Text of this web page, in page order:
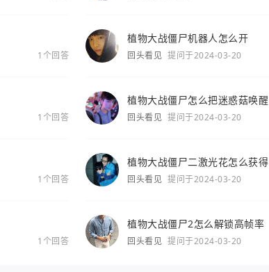
1个回答
植物大战僵尸机器人怎么开
回头看见 提问于2024-03-20
1个回答
植物大战僵尸怎么把迷惑菇唤醒
回头看见 提问于2024-03-20
1个回答
植物大战僵尸二激光花怎么获得
回头看见 提问于2024-03-20
1个回答
植物大战僵尸2怎么解锁高帧率
回头看见 提问于2024-03-20